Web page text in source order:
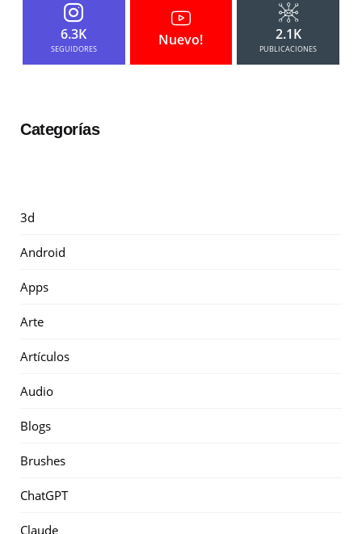
6.3K
SEGUIDORES
Nuevo! 2.1K
PUBLICACIONES
Categorías
3d
Android
Apps
Arte
Artículos
Audio
Blogs
Brushes
ChatGPT
Claude